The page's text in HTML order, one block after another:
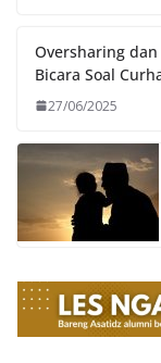
Oversharing dan
Bicara Soal
27/06/2025